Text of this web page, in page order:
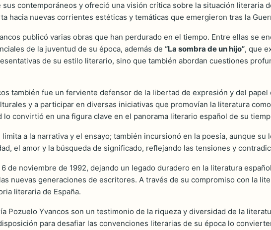
contemporáneos y ofreció una visión crítica sobre la situación literaria
hacia nuevas corrientes estéticas y temáticas que emergieron tras la
publicó varias obras que han perdurado en el tiempo. Entre ellas se
de la juventud de su época, además de “La sombra de un hijo”, que
de su estilo literario, sino que también abordan cuestiones
también fue un ferviente defensor de la libertad de expresión y del
y a participar en diversas iniciativas que promovían la literatura
convirtió en una figura clave en el panorama literario español de su
a la narrativa y el ensayo; también incursionó en la poesía, aunque
el amor y la búsqueda de significado, reflejando las tensiones y
de noviembre de 1992, dejando un legado duradero en la literatura
nuevas generaciones de escritores. A través de su compromiso con la
literaria de España.
Pozuelo Yvancos son un testimonio de la riqueza y diversidad de la
para desafiar las convenciones literarias de su época lo